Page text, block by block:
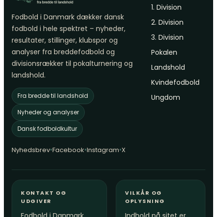
Fodbold i Danmark dækker dansk
fodbold i hele spektret – nyheder,
resultater, stillinger, klubspor og
analyser fra breddefodbold og
divisionsrækker til pokalturnering og
landshold.
Fra bredde til landshold
Nyheder og analyser
Dansk fodboldkultur
Nyhedsbrev•Facebook•Instagram•X
1. Division
2. Division
3. Division
Pokalen
Landshold
Kvindefodbold
Ungdom
KONTAKT OG
UDGIVER
VILKÅR OG
OPLYSNING